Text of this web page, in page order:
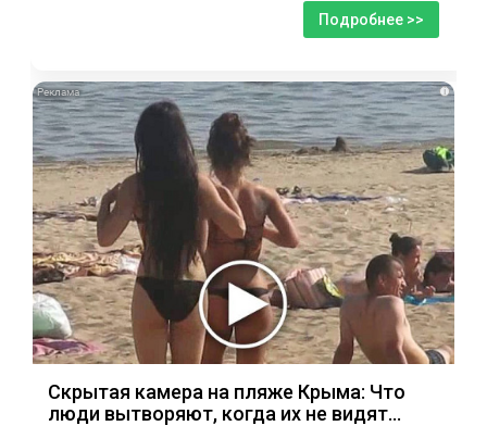
Подробнее >>
i
Скрытая камера на пляже Крыма: Что
люди вытворяют, когда их не видят...